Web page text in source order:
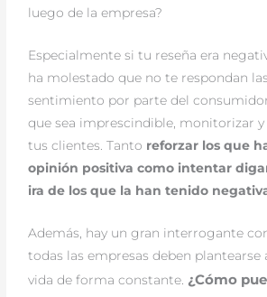
luego de la empresa?
Especialmente si tu reseña era
ha molestado que no te respondan
sentimiento por parte del
que sea imprescindible, monitorizar y
tus clientes. Tanto reforzar los que
opinión positiva como intentar
ira de los que la han tenido
Además, hay un gran interrogante
todas las empresas deben plantearse
vida de forma constante ¿Cómo